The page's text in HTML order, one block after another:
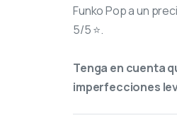
Funko Pop a un
5/5 ⭐.
Tenga en cuenta
imperfecciones